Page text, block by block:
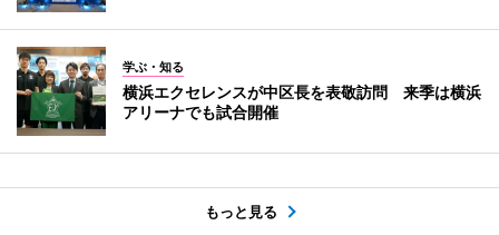
学ぶ・知る
横浜エクセレンスが中区長を表敬訪問 来季は横浜
アリーナでも試合開催
もっと見る